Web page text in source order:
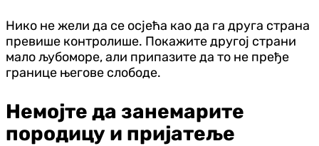
Нико не жели да се осјећа као да га друга страна
превише контролише. Покажите другој страни
мало љубоморе, али припазите да то не пређе
границе његове слободе.
Немојте да занемарите
породицу и пријатеље